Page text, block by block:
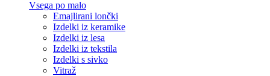
Vsega po malo
Emajlirani lončki
Izdelki iz keramike
Izdelki iz lesa
Izdelki iz tekstila
Izdelki s sivko
Vitraž